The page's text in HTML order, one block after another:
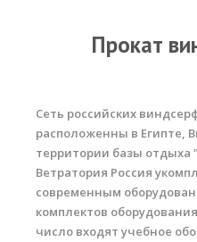
Прокат
Сеть российских
расположенны в Египте,
территории базы
Ветратория Россия
современным
комплектов
число входят учебное